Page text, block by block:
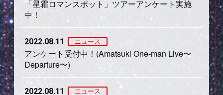
「星霜ロマンスポット」ツアーアンケート実施
中！
2022.08.11 ニュース
アンケート受付中！(Amatsuki One-man Live〜
Departure〜)
2022.08.11 ニュース